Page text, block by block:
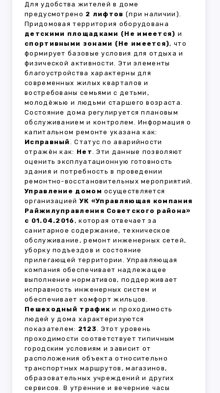
Для удобства жителей в доме
предусмотрено 2 лифтов (при наличии).
Придомовая территория оборудована
детскими площадками (Не имеется) и
спортивными зонами (Не имеется), что
формирует базовые условия для отдыха и
физической активности. Эти элементы
благоустройства характерны для
современных жилых кварталов и
востребованы семьями с детьми,
молодёжью и людьми старшего возраста.
Состояние дома регулируется плановым
обслуживанием и контролем. Информация о
капитальном ремонте указана как:
Исправный . Статус по аварийности
отражён как: Нет. Эти данные позволяют
оценить эксплуатационную готовность
здания и потребность в проведении
ремонтно-восстановительных мероприятий.
Управление домом осуществляется
организациейУК «Управляющая компания
Райжилуправления Советского района»
с 01.04.2016, которая отвечает за
санитарное содержание, техническое
обслуживание, ремонт инженерных сетей,
уборку подъездов и состояние
прилегающей территории. Управляющая
компания обеспечивает надлежащее
выполнение нормативов, поддерживает
исправность инженерных систем и
обеспечивает комфорт жильцов.
Пешеходный трафик и проходимость
людей у дома характеризуются
показателем: 2123. Этот уровень
проходимости соответствует типичным
городским условиям и зависит от
расположения объекта относительно
транспортных маршрутов, магазинов,
образовательных учреждений и других
сервисов. В утренние и вечерние часы